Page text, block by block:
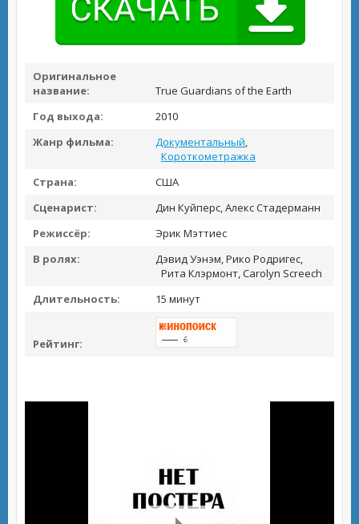
Оригинальное
название:
True Guardians of the Earth
Год выхода:
2010
Жанр фильма:
Документальный,
Короткометражка
Страна:
США
Сценарист:
Дин Куйперс, Алекс Стадерманн
Режиссёр:
Эрик Мэттиес
В ролях:
Дэвид Уэнэм, Рико Родригес,
Рита Клэрмонт, Carolyn Screech
Длительность:
15 минут
Рейтинг: